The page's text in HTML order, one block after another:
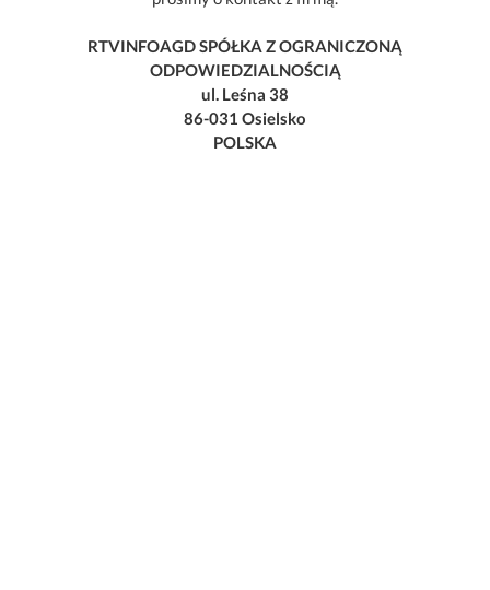
RTVINFOAGD SPÓŁKA Z OGRANICZONĄ
ODPOWIEDZIALNOŚCIĄ
ul. Leśna 38
86-031 Osielsko
POLSKA